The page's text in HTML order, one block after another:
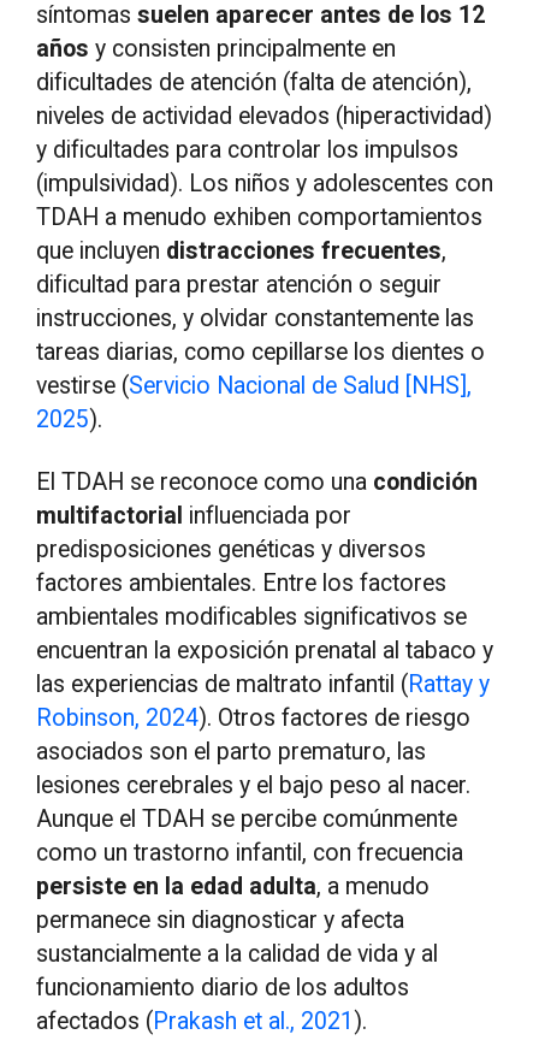
síntomassuelen aparecer antes de los 12
años y consisten principalmente en
dificultades de atención (falta de atención),
niveles de actividad elevados (hiperactividad)
y dificultades para controlar los impulsos
(impulsividad). Los niños y adolescentes con
TDAH a menudo exhiben comportamientos
que incluyen distracciones frecuentes,
dificultad para prestar atención o seguir
instrucciones, y olvidar constantemente las
tareas diarias, como cepillarse los dientes o
vestirse (Servicio Nacional de Salud [NHS],
2025).
El TDAH se reconoce como una condición
multifactorial influenciada por
predisposiciones genéticas y diversos
factores ambientales. Entre los factores
ambientales modificables significativos se
encuentran la exposición prenatal al tabaco y
las experiencias de maltrato infantil (Rattay y
Robinson, 2024). Otros factores de riesgo
asociados son el parto prematuro, las
lesiones cerebrales y el bajo peso al nacer.
Aunque el TDAH se percibe comúnmente
como un trastorno infantil, con frecuencia
persiste en la edad adulta, a menudo
permanece sin diagnosticar y afecta
sustancialmente a la calidad de vida y al
funcionamiento diario de los adultos
afectados (Prakash et al., 2021 ).